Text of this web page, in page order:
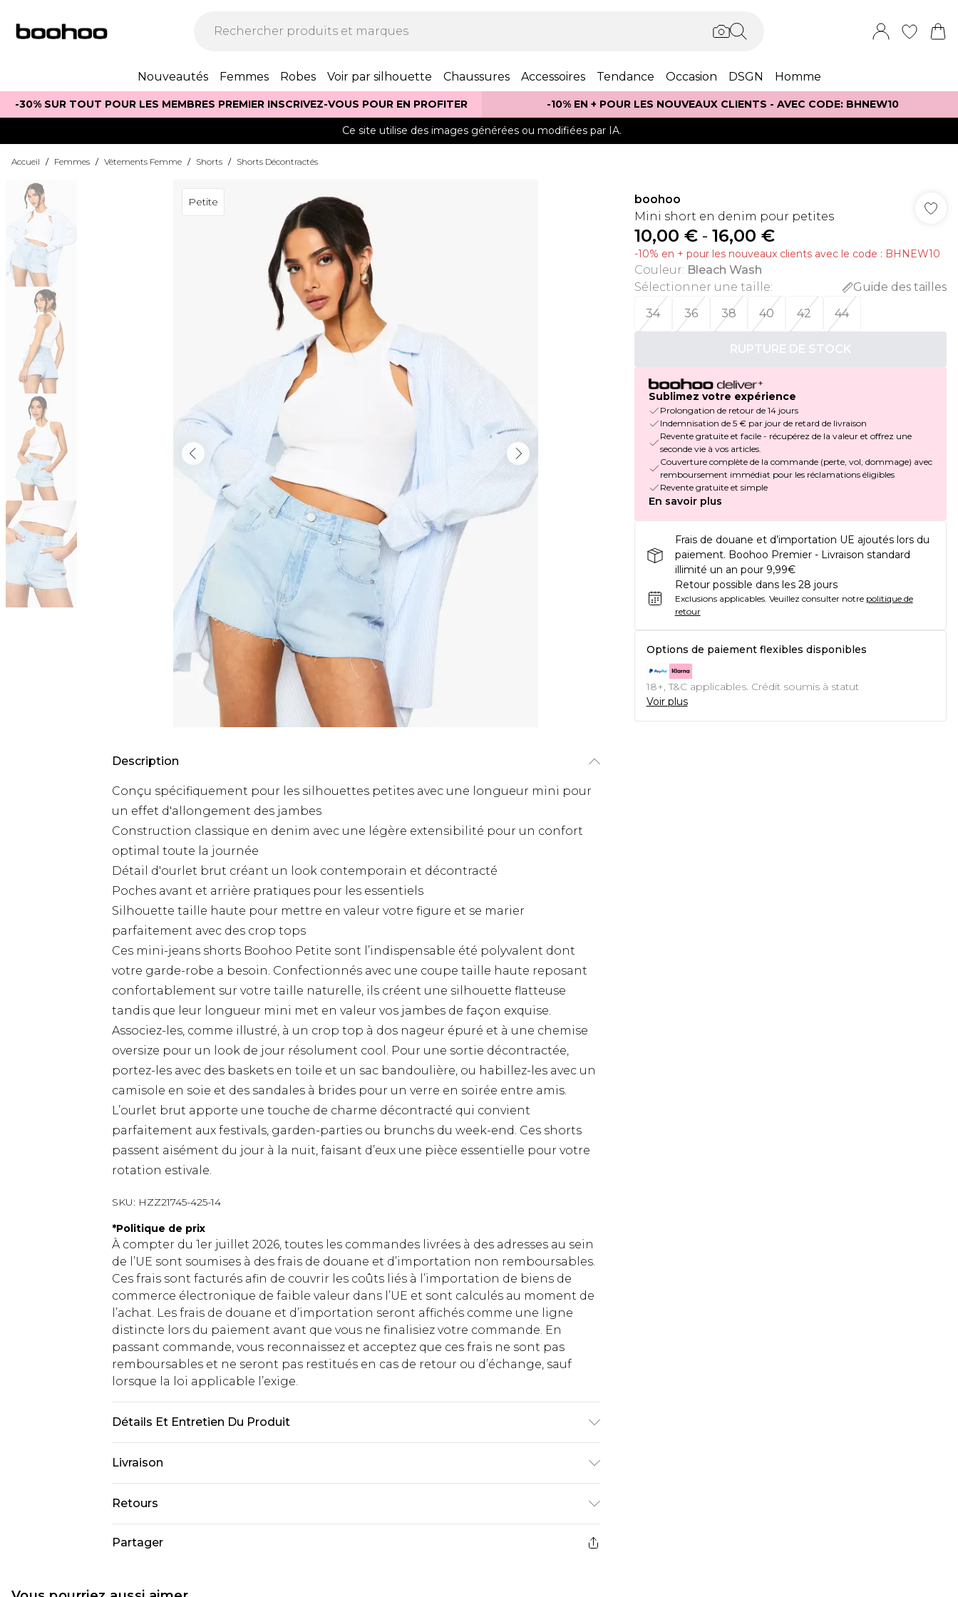
Nouveautés Femmes Robes Voir par silhouette Chaussures Accessoires Tendance Occasion DSGN Homme
-30% SUR TOUT POUR LES MEMBRES PREMIER INSCRIVEZ-VOUS POUR EN PROFITER -10% EN + POUR LES NOUVEAUX CLIENTS - AVEC CODE: BHNEW10
Ce site utilise des images générées ou modifiées par IA.
Accueil / Femmes / Vêtements Femme / Shorts / Shorts Décontractés
Petite
Description
Conçu spécifiquement pour les silhouettes petites avec une longueur mini pour
un effet d'allongement des jambes
Construction classique en denim avec une légère extensibilité pour un confort
optimal toute la journée
Détail d'ourlet brut créant un look contemporain et décontracté
Poches avant et arrière pratiques pour les essentiels
Silhouette taille haute pour mettre en valeur votre figure et se marier
parfaitement avec des crop tops
Ces mini-jeans shorts Boohoo Petite sont l’indispensable été polyvalent dont
votre garde-robe a besoin. Confectionnés avec une coupe taille haute reposant
confortablement sur votre taille naturelle, ils créent une silhouette flatteuse
tandis que leur longueur mini met en valeur vos jambes de façon exquise.
Associez-les, comme illustré, à un crop top à dos nageur épuré et à une chemise
oversize pour un look de jour résolument cool. Pour une sortie décontractée,
portez-les avec des baskets en toile et un sac bandoulière, ou habillez-les avec un
camisole en soie et des sandales à brides pour un verre en soirée entre amis.
L’ourlet brut apporte une touche de charme décontracté qui convient
parfaitement aux festivals, garden-parties ou brunchs du week-end. Ces shorts
passent aisément du jour à la nuit, faisant d’eux une pièce essentielle pour votre
rotation estivale.
SKU: HZZ21745-425-14
*Politique de prix
À compter du 1er juillet 2026, toutes les commandes livrées à des adresses au sein
de l’UE sont soumises à des frais de douane et d’importation non remboursables.
Ces frais sont facturés afin de couvrir les coûts liés à l’importation de biens de
commerce électronique de faible valeur dans l’UE et sont calculés au moment de
l’achat. Les frais de douane et d’importation seront affichés comme une ligne
distincte lors du paiement avant que vous ne finalisiez votre commande. En
passant commande, vous reconnaissez et acceptez que ces frais ne sont pas
remboursables et ne seront pas restitués en cas de retour ou d’échange, sauf
lorsque la loi applicable l’exige.
Détails Et Entretien Du Produit
Livraison
Livraison standard France
€2.99
Livraison express France
€9.99
Evri Parcel Shop
Retours
nous retourner un article.
demandée.
Partager
boohoo
Mini short en denim pour petites
10,00 €- 16,00 €
-10% en + pour les nouveaux clients avec le code : BHNEW10
Couleur: Bleach Wash
Sélectionner une taille:
Guide des tailles
34
36 38 40 42 44
RUPTURE DE STOCK
Sublimez votre expérience
Prolongation de retour de 14 jours
Indemnisation de 5 € par jour de retard de livraison
Revente gratuite et facile - récupérez de la valeur et offrez une
seconde vie à vos articles.
Couverture complète de la commande (perte, vol, dommage) avec
remboursement immédiat pour les réclamations éligibles
Revente gratuite et simple
En savoir plus
Frais de douane et d’importation UE ajoutés lors du
paiement. Boohoo Premier - Livraison standard
illimité un an pour 9,99€
Retour possible dans les 28 jours
Exclusions applicables. Veuillez consulter notre politique de
retour
Options de paiement flexibles disponibles
18+, T&C applicables. Crédit soumis à statut
Voir plus